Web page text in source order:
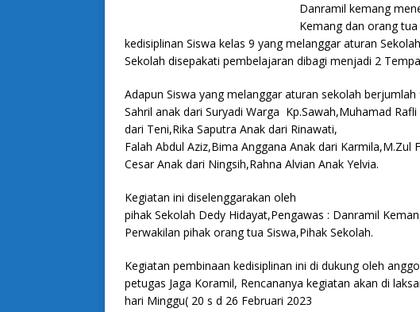
Danramil kemang
Kemang dan orang
kedisiplinan Siswa kelas 9 yang melanggar aturan
Sekolah disepakati pembelajaran dibagi menjadi 2
Adapun Siswa yang melanggar aturan sekolah
Sahril anak dari Suryadi Warga Kp.Sawah,Muhamad
dari Teni,Rika Saputra Anak dari Rinawati,
Falah Abdul Aziz,Bima Anggana Anak dari Karmila,M.Zul
Cesar Anak dari Ningsih,Rahna Alvian Anak Yelvia.
Kegiatan ini diselenggarakan oleh
pihak Sekolah Dedy Hidayat,Pengawas : Danramil
Perwakilan pihak orang tua Siswa,Pihak Sekolah.
Kegiatan pembinaan kedisiplinan ini di dukung oleh
petugas Jaga Koramil, Rencananya kegiatan akan di
hari Minggu( 20 s d 26 Februari 2023